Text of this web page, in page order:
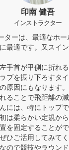
印南 健吾
インストラクター
ターは、最適なホ
最適です。又スイ
手首が甲側に折れ
ブを振り下ろすタ
原因にもなります
ることで飛距離の減
には、特にトップ
は柔らかい定規か
を固定することが
ひご活用してみて
ので競技やラウン